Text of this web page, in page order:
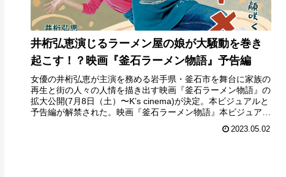
井桁弘恵演じるラーメン屋の娘が大騒動を巻き
起こす！？映画『釜石ラーメン物語』予告編
女優の井桁弘恵が主演を務める岩手県・釜石市を舞台に家族の
再生と街の人々の人情を描き出す映画『釜石ラーメン物語』の
拡大公開(7月8日（土）〜K’s cinema)が決定。本ビジュアルと
予告編が解禁された。映画『釜石ラーメン物語』本ビジュアル
2023.05.02